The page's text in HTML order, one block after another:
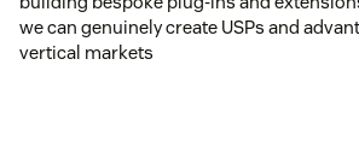
we can genuinely create USPs and
vertical markets